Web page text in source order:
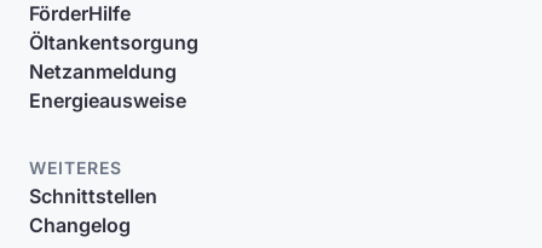
FörderHilfe
Öltankentsorgung
Netzanmeldung
Energieausweise
WEITERES
Schnittstellen
Changelog